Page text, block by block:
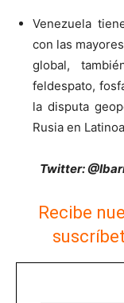
Venezuela
con las
global,
feldespato,
la disputa
Rusia en
Twitter:
Recibe